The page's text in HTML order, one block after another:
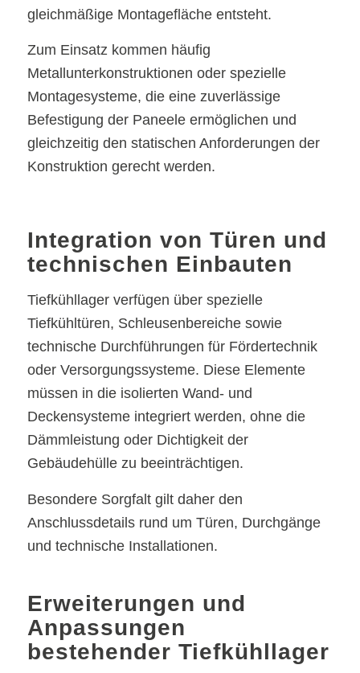
gleichmäßige Montagefläche entsteht.
Zum Einsatz kommen häufig
Metallunterkonstruktionen oder spezielle
Montagesysteme, die eine zuverlässige
Befestigung der Paneele ermöglichen und
gleichzeitig den statischen Anforderungen der
Konstruktion gerecht werden.
Integration von Türen und
technischen Einbauten
Tiefkühllager verfügen über spezielle
Tiefkühltüren, Schleusenbereiche sowie
technische Durchführungen für Fördertechnik
oder Versorgungssysteme. Diese Elemente
müssen in die isolierten Wand- und
Deckensysteme integriert werden, ohne die
Dämmleistung oder Dichtigkeit der
Gebäudehülle zu beeinträchtigen.
Besondere Sorgfalt gilt daher den
Anschlussdetails rund um Türen, Durchgänge
und technische Installationen.
Erweiterungen und
Anpassungen
bestehender Tiefkühllager